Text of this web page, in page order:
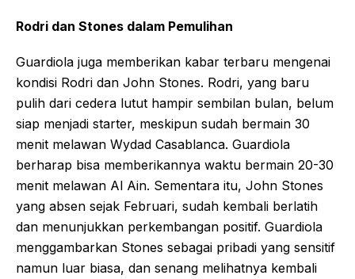
Rodri dan Stones dalam Pemulihan
Guardiola juga memberikan kabar terbaru mengenai
kondisi Rodri dan John Stones. Rodri, yang baru
pulih dari cedera lutut hampir sembilan bulan, belum
siap menjadi starter, meskipun sudah bermain 30
menit melawan Wydad Casablanca. Guardiola
berharap bisa memberikannya waktu bermain 20-30
menit melawan Al Ain. Sementara itu, John Stones
yang absen sejak Februari, sudah kembali berlatih
dan menunjukkan perkembangan positif. Guardiola
menggambarkan Stones sebagai pribadi yang sensitif
namun luar biasa, dan senang melihatnya kembali